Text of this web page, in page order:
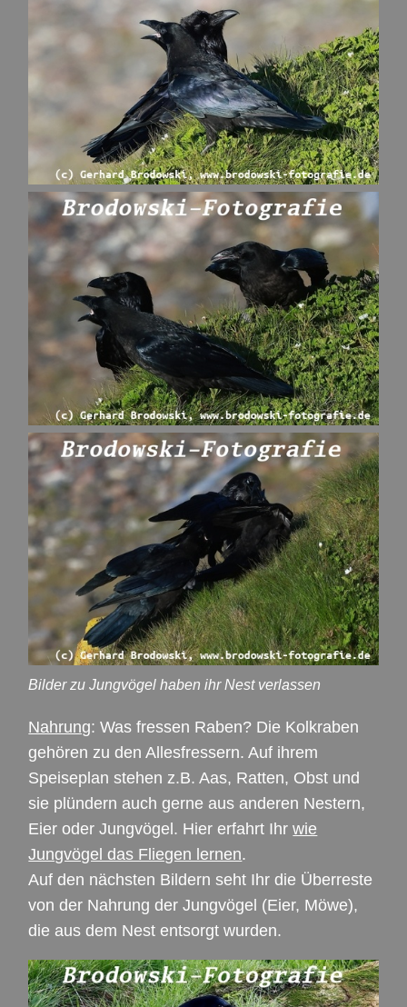
Bilder zu Jungvögel haben ihr Nest verlassen
Nahrung: Was fressen Raben? Die Kolkraben
gehören zu den Allesfressern. Auf ihrem
Speiseplan stehen z.B. Aas, Ratten, Obst und
sie plündern auch gerne aus anderen Nestern,
Eier oder Jungvögel. Hier erfahrt Ihrwie
Jungvögel das Fliegen lernen.
Auf den nächsten Bildern seht Ihr die Überreste
von der Nahrung der Jungvögel (Eier, Möwe),
die aus dem Nest entsorgt wurden.